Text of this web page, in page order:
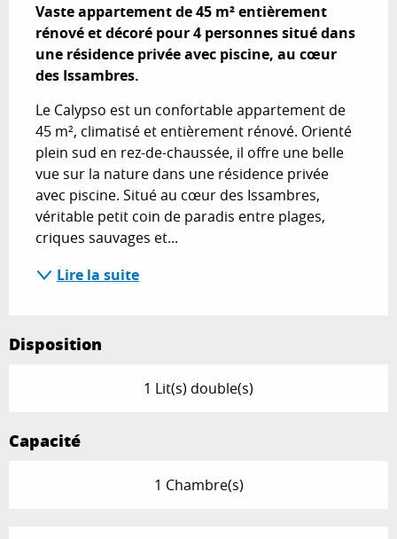
Vaste appartement de 45 m² entièrement
rénové et décoré pour 4 personnes situé dans
une résidence privée avec piscine, au cœur
des Issambres.
Le Calypso est un confortable appartement de
45 m², climatisé et entièrement rénové. Orienté
plein sud en rez-de-chaussée, il offre une belle
vue sur la nature dans une résidence privée
avec piscine. Situé au cœur des Issambres,
véritable petit coin de paradis entre plages,
criques sauvages et...
Lire la suite
Disposition
1 Lit(s) double(s)
Capacité
1 Chambre(s)